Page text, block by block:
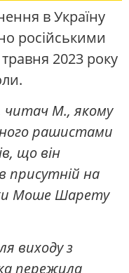
в Україну
російськими
2023 року
читач М., якому
рашистами
що він
присутній на
Моше Шарету
виходу з
пережила